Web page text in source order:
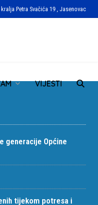
Petra Svačića 19 , Jasenovac
VIJESTI
generacije Općine
tijekom potresa i